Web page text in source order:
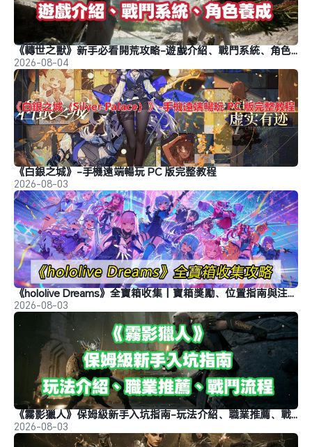
《轉世之獸》新手必看開荒攻略-遊戲介紹、戰鬥系統、角色養成
2026-08-04
《白銀之城》-手機遠端暢玩 PC 版完整教程
2026-08-03
《hololive Dreams》全寶箱收集丨寶箱獎勵、位置指南與注意事項
2026-08-03
《霧影獵人》保姆級新手入坑指南-玩法介紹、職業推薦、戰鬥流程
2026-08-03